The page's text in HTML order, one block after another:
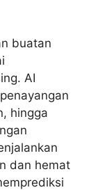
buatan
AI
hingga
dan hemat